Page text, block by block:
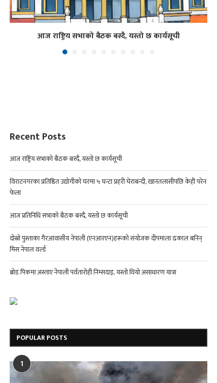
आज राष्ट्रिय सभाको बैठक बस्दै, यस्तो छ कार्यसूची
Recent Posts
आज राष्ट्रिय सभाको बैठक बस्दै, यस्तो छ कार्यसूची
विराटनगरका प्रतिष्ठित उद्योगीको घरमा ५ घन्टा प्रहरी घेराबन्दी, खानतलासीपछि केही परेन
फेला
आज प्रतिनिधि सभाको बैठक बस्दै, यस्तो छ कार्यसूची
दोस्रो पुस्ताका गैरआवासीय नेपाली (एनआरएन)हरूको संयोजक दीपमाला ढकाल बनिन्
मिस नेपाल वर्ल्ड
ब्रोड पिकमा अस्ताए नेपाली पर्वतारोही निम्सदाइ, यस्तो थियो असाधारण यात्रा
POPULAR POSTS
1